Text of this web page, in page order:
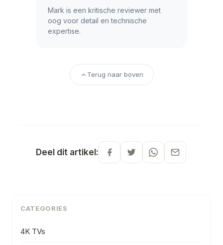
Mark is een kritische reviewer met
oog voor detail en technische
expertise.
Terug naar boven
Deel dit artikel:
CATEGORIES
4K TVs